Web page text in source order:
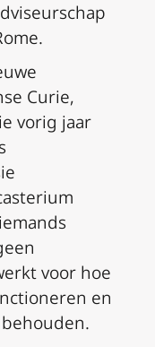
Curie,
vorig jaar
voor hoe
en